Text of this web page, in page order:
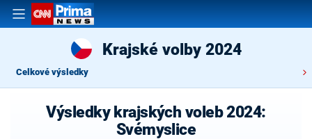
Krajské volby 2024
Celkové výsledky
Výsledky krajských voleb 2024:
Svémyslice